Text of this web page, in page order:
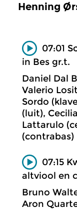
Henning
07:01
in Bes gr.t.
Daniel Dal
Valerio
Sordo
(luit),
Lattarulo
(contrabas)
07:15
altviool en
Bruno
Aron